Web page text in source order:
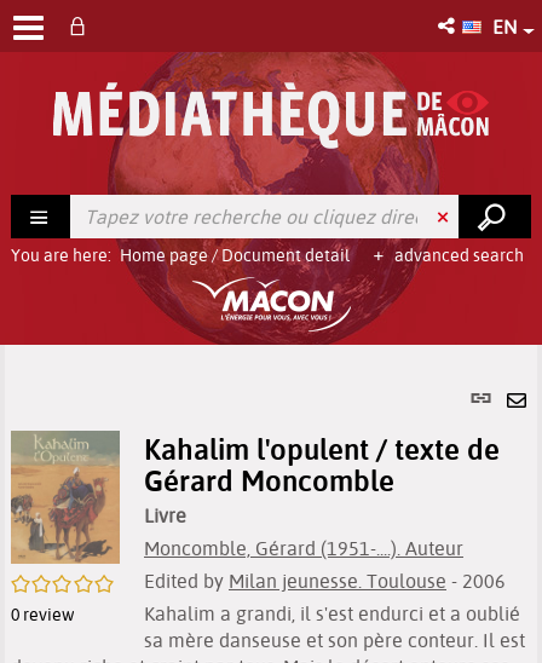
EN
advanced search
You are here: Home page/Document detail
link
/5
0 review
Kahalim l'opulent / texte de
Gérard Moncomble
Livre
Moncomble, Gérard (1951-....). Auteur
Edited by Milan jeunesse. Toulouse - 2006
Kahalim a grandi, il s'est endurci et a oublié
sa mère danseuse et son père conteur. Il est